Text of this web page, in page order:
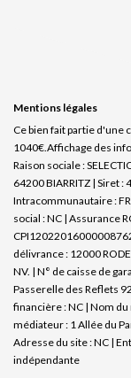
Mentions légales
Ce bien fait partie d'une
1040€. Affichage des
Raison sociale :
64200 BIARRITZ | Siret
Intracommunautaire :
social : NC | Assurance
délivrance : 12000
NV. | N° de caisse de
Passerelle des Reflets
financière : NC | Nom
médiateur : 1 Allée du
Adresse du site : NC |
indépendante